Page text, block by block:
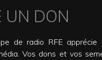
UN DON
de radio RFE apprécie
Vos dons et vos